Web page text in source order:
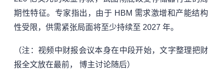
期性特征。专家指出，由于 HBM 需求激增和产能结构
性受限，供需紧张局面将至少持续至 2027 年。
（注：视频中财报会议本身在中段开始，文字整理把财
报全文放在最前， 博主讨论随后）